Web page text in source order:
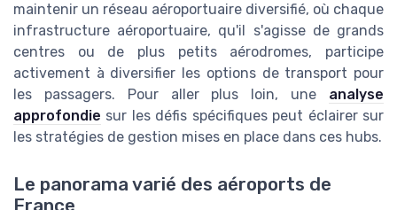
maintenir un réseau aéroportuaire diversifié, où chaque
infrastructure aéroportuaire, qu'il s'agisse de grands
centres ou de plus petits aérodromes, participe
activement à diversifier les options de transport pour
les passagers. Pour aller plus loin, une analyse
approfondie sur les défis spécifiques peut éclairer sur
les stratégies de gestion mises en place dans ces hubs.
Le panorama varié des aéroports de
France